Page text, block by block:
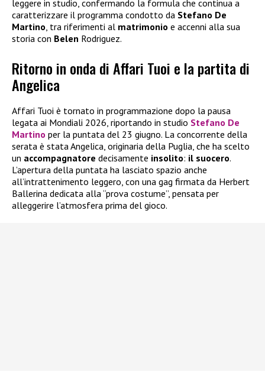
leggere in studio, confermando la formula che continua a
caratterizzare il programma condotto da Stefano De
Martino, tra riferimenti al matrimonio e accenni alla sua
storia con Belen Rodriguez.
Ritorno in onda di Affari Tuoi e la partita di
Angelica
Affari Tuoi è tornato in programmazione dopo la pausa
legata ai Mondiali 2026, riportando in studio Stefano De
Martino per la puntata del 23 giugno. La concorrente della
serata è stata Angelica, originaria della Puglia, che ha scelto
un accompagnatore decisamente insolito: il suocero.
L’apertura della puntata ha lasciato spazio anche
all’intrattenimento leggero, con una gag firmata da Herbert
Ballerina dedicata alla “prova costume”, pensata per
alleggerire l’atmosfera prima del gioco.